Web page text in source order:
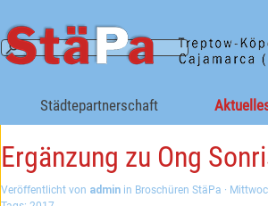
Städtepartnerschaft ▼
Ergänzung zu Ong
Veröffentlicht von admin in Broschüren StäPa ·